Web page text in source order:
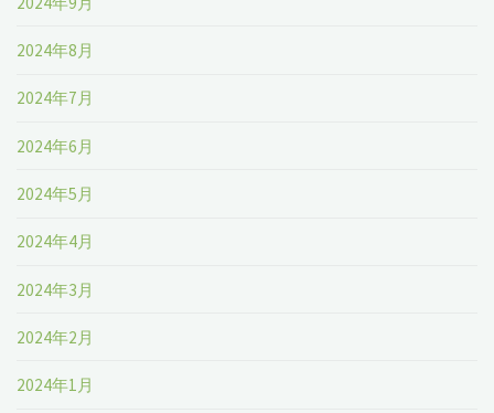
2024年8月
2024年7月
2024年6月
2024年5月
2024年4月
2024年3月
2024年2月
2024年1月